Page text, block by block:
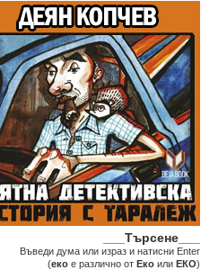
___Търсене___
Въведи дума или израз и натисни Enter
(еко е различно от Еко или ЕКО)